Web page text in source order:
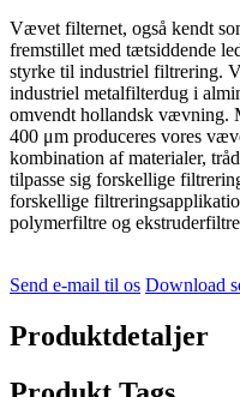
Vævet filternet, også kendt
fremstillet med tætsiddende
styrke til industriel filtrering.
industriel metalfilterdug i
omvendt hollandsk vævning.
400 μm produceres vores
kombination af materialer,
tilpasse sig forskellige
forskellige
polymerfiltre og
Send e-mail til os Download
Produktdetaljer